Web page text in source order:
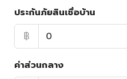
ประกันภัยสินเชื่อบ้าน
฿
ค่าส่วนกลาง